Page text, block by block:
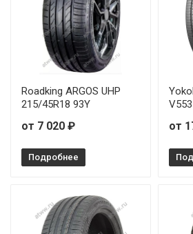
Roadking ARGOS UHP
215/45R18 93Y
от 7 020 ₽
Подробнее
от